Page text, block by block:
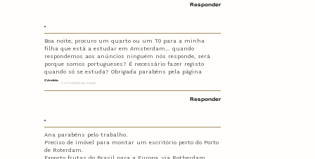
Responder
Cândida
11/11/2022 às 15:40
Boa noite, procuro um quarto ou um T0 para a minha
filha que está a estudar em Amsterdam… quando
respondemos aos anúncios ninguém nós responde, será
porque somos portugueses? É necessário fazer registo
quando só se estuda? Obrigada parabéns pela página
Responder
Ana parabéns pelo trabalho.
Preciso de imóvel para montar um escritório perto do Porto
de Roterdam.